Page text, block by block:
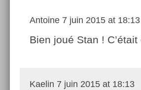
Antoine 7 juin 2015 at 18:13
Bien joué Stan !
Kaelin 7 juin 2015 at 18:13